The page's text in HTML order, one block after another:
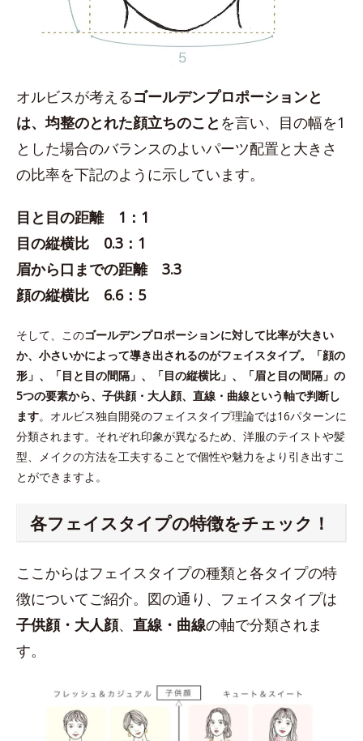
オルビスが考えるゴールデンプロポーションと
は、均整のとれた顔立ちのこと を言い、目の幅を1
とした場合のバランスのよいパーツ配置と大きさ
の比率を下記のように示しています。
目と目の距離 1：1
目の縦横比 0.3：1
眉から口までの距離 3.3
顔の縦横比 6.6：5
そして、このゴールデンプロポーションに対して比率が大きい
か、小さいかによって導き出されるのがフェイスタイプ。「顔の
形」、「目と目の間隔」、「目の縦横比」、「眉と目の間隔」の
5つの要素から、子供顔・大人顔、直線・曲線という軸で判断し
ます。オルビス独自開発のフェイスタイプ理論では16パターンに
分類されます。それぞれ印象が異なるため、洋服のテイストや髪
型、メイクの方法を工夫することで個性や魅力をより引き出すこ
とができますよ。
各フェイスタイプの特徴をチェック！
ここからはフェイスタイプの種類と各タイプの特
徴についてご紹介。図の通り、フェイスタイプは
子供顔・大人顔、 直線・曲線の軸で分類されま
す。